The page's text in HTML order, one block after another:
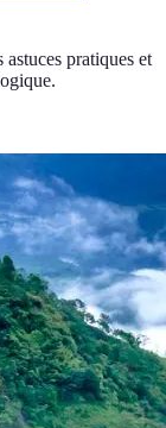
pratiques et